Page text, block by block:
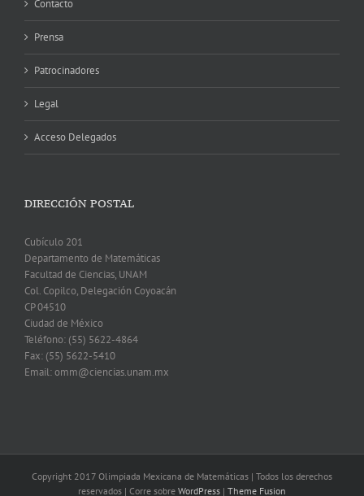
Contacto
Prensa
Patrocinadores
Legal
Acceso Delegados
DIRECCIÓN POSTAL
Cubículo 201
Departamento de Matemáticas
Facultad de Ciencias, UNAM
Col. Copilco, Delegación Coyoacán
CP 04510
Ciudad de México
Teléfono: (55) 5622-4864
Fax: (55) 5622-5410
Email: omm@ciencias.unam.mx
Copyright 2017 Olimpiada Mexicana de Matemáticas | Todos los derechos
reservados | Corre sobre WordPress | Theme Fusion